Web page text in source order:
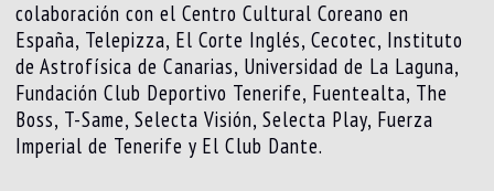
colaboración con el Centro Cultural Coreano en
España, Telepizza, El Corte Inglés, Cecotec, Instituto
de Astrofísica de Canarias, Universidad de La Laguna,
Fundación Club Deportivo Tenerife, Fuentealta, The
Boss, T-Same, Selecta Visión, Selecta Play, Fuerza
Imperial de Tenerife y El Club Dante.